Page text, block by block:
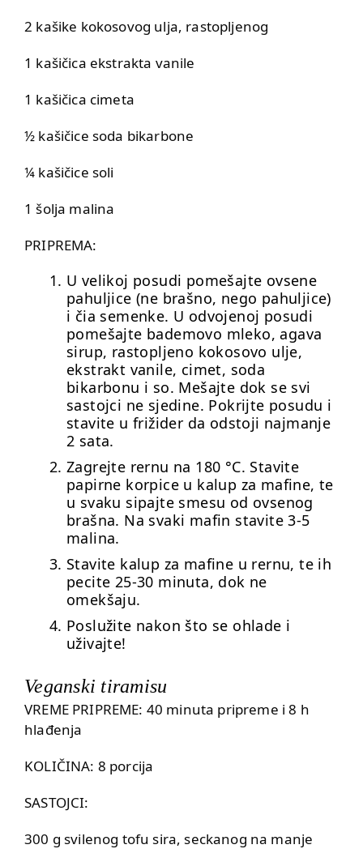
2 kašike kokosovog ulja, rastopljenog
1 kašičica ekstrakta vanile
1 kašičica cimeta
½ kašičice soda bikarbone
¼ kašičice soli
1 šolja malina
PRIPREMA:
U velikoj posudi pomešajte ovsene
pahuljice (ne brašno, nego pahuljice)
i čia semenke. U odvojenoj posudi
pomešajte bademovo mleko, agava
sirup, rastopljeno kokosovo ulje,
ekstrakt vanile, cimet, soda
bikarbonu i so. Mešajte dok se svi
sastojci ne sjedine. Pokrijte posudu i
stavite u frižider da odstoji najmanje
2 sata.
Zagrejte rernu na 180 °C. Stavite
papirne korpice u kalup za mafine, te
u svaku sipajte smesu od ovsenog
brašna. Na svaki mafin stavite 3-5
malina.
Stavite kalup za mafine u rernu, te ih
pecite 25-30 minuta, dok ne
omekšaju.
Poslužite nakon što se ohlade i
uživajte!
Veganski tiramisu
VREME PRIPREME: 40 minuta pripreme i 8 h
hlađenja
KOLIČINA: 8 porcija
SASTOJCI:
300 g svilenog tofu sira, seckanog na manje